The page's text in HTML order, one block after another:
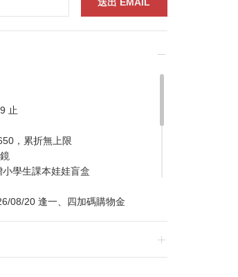
止
，累折無上限
學生課本娃娃盲盒
08/20 逢一、四加碼購物金